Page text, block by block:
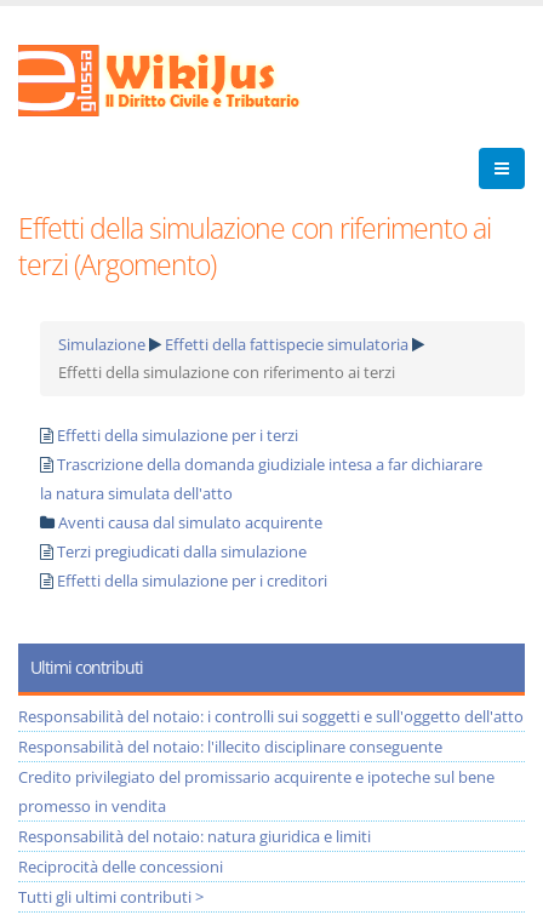
Effetti della simulazione con riferimento ai
terzi (Argomento)
Simulazione
Effetti della fattispecie simulatoria
Effetti della simulazione con riferimento ai terzi
Effetti della simulazione per i terzi
Trascrizione della domanda giudiziale intesa a far dichiarare
la natura simulata dell'atto
Aventi causa dal simulato acquirente
Terzi pregiudicati dalla simulazione
Effetti della simulazione per i creditori
Ultimi contributi
Responsabilità del notaio: i controlli sui soggetti e sull'oggetto dell'atto
Responsabilità del notaio: l'illecito disciplinare conseguente
Credito privilegiato del promissario acquirente e ipoteche sul bene
promesso in vendita
Responsabilità del notaio: natura giuridica e limiti
Reciprocità delle concessioni
Tutti gli ultimi contributi >